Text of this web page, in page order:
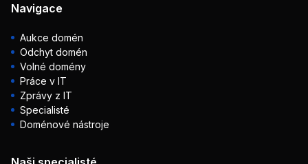
Navigace
Aukce domén
Odchyt domén
Volné domény
Práce v IT
Zprávy z IT
Specialisté
Doménové nástroje